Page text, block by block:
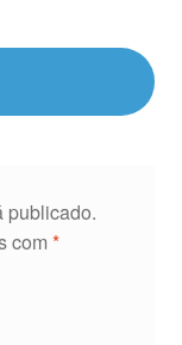
publicado.
com *